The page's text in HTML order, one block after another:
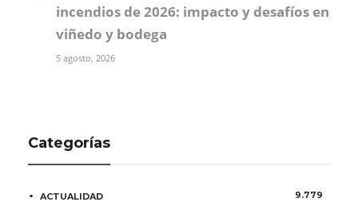
incendios de 2026: impacto y desafíos en
viñedo y bodega
5 agosto, 2026
Categorías
ACTUALIDAD
9.779